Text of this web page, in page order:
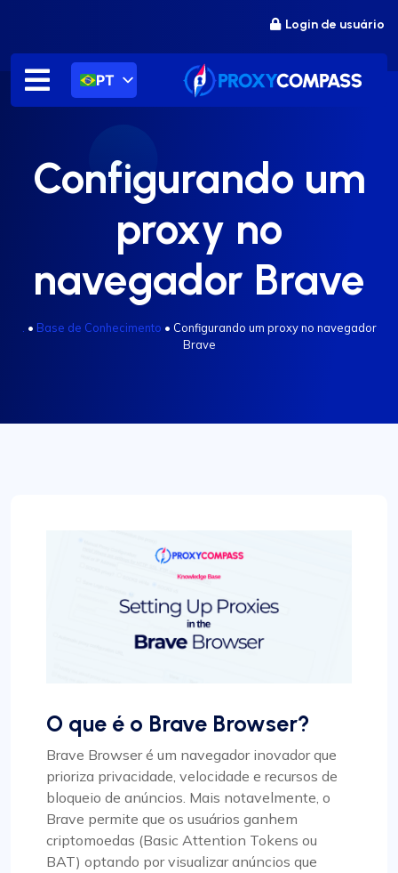
conteúdo
Login de usuário
PT
Configurando um
proxy no
navegador Brave
• Base de Conhecimento • Configurando um proxy no navegador
Brave
O que é o Brave Browser?
Brave Browser é um navegador inovador que
prioriza privacidade, velocidade e recursos de
bloqueio de anúncios. Mais notavelmente, o
Brave permite que os usuários ganhem
criptomoedas (Basic Attention Tokens ou
BAT) optando por visualizar anúncios que